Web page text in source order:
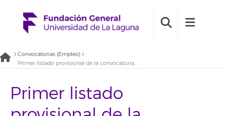
Convocatorias (Empleo)
Primer listado provisional de la convocatoria de una bolsa de empleo para participar en el proyecto con título «Diagnóstico insular de la realidad LGTBIQ+ en la isla de Tenerife» (2020BDE043)
Primer listado